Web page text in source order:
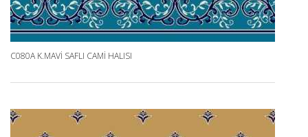
C080A K.MAVI SAFLI CAMI HALISI